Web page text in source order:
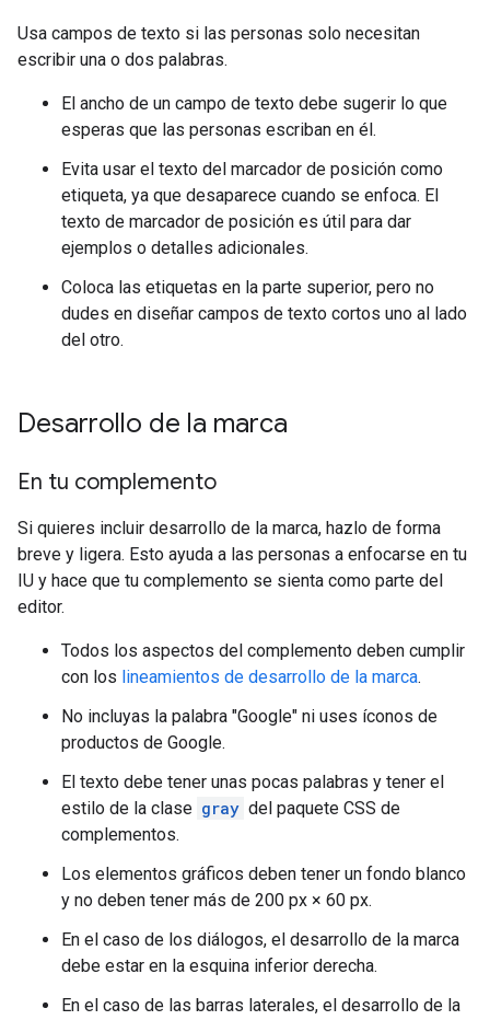
Usa campos de texto si las personas solo necesitan
escribir una o dos palabras.
El ancho de un campo de texto debe sugerir lo que
esperas que las personas escriban en él.
Evita usar el texto del marcador de posición como
etiqueta, ya que desaparece cuando se enfoca. El
texto de marcador de posición es útil para dar
ejemplos o detalles adicionales.
Coloca las etiquetas en la parte superior, pero no
dudes en diseñar campos de texto cortos uno al lado
del otro.
Desarrollo de la marca
En tu complemento
Si quieres incluir desarrollo de la marca, hazlo de forma
breve y ligera. Esto ayuda a las personas a enfocarse en tu
IU y hace que tu complemento se sienta como parte del
editor.
Todos los aspectos del complemento deben cumplir
con los lineamientos de desarrollo de la marca.
No incluyas la palabra "Google" ni uses íconos de
productos de Google.
El texto debe tener unas pocas palabras y tener el
estilo de la clase gray del paquete CSS de
complementos.
Los elementos gráficos deben tener un fondo blanco
y no deben tener más de 200 px × 60 px.
En el caso de los diálogos, el desarrollo de la marca
debe estar en la esquina inferior derecha.
En el caso de las barras laterales, el desarrollo de la